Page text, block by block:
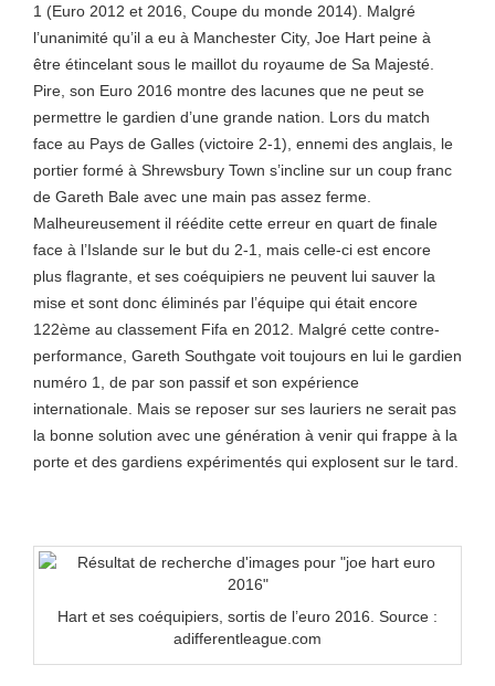
1 (Euro 2012 et 2016, Coupe du monde 2014). Malgré
l’unanimité qu’il a eu à Manchester City, Joe Hart peine à
être étincelant sous le maillot du royaume de Sa Majesté.
Pire, son Euro 2016 montre des lacunes que ne peut se
permettre le gardien d’une grande nation. Lors du match
face au Pays de Galles (victoire 2-1), ennemi des anglais, le
portier formé à Shrewsbury Town s’incline sur un coup franc
de Gareth Bale avec une main pas assez ferme.
Malheureusement il réédite cette erreur en quart de finale
face à l’Islande sur le but du 2-1, mais celle-ci est encore
plus flagrante, et ses coéquipiers ne peuvent lui sauver la
mise et sont donc éliminés par l’équipe qui était encore
122ème au classement Fifa en 2012. Malgré cette contre-
performance, Gareth Southgate voit toujours en lui le gardien
numéro 1, de par son passif et son expérience
internationale. Mais se reposer sur ses lauriers ne serait pas
la bonne solution avec une génération à venir qui frappe à la
porte et des gardiens expérimentés qui explosent sur le tard.
Hart et ses coéquipiers, sortis de l’euro 2016. Source :
adifferentleague.com